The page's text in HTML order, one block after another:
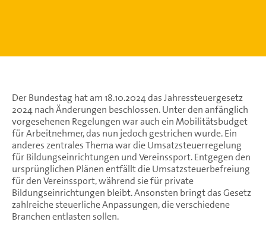
Der Bundestag hat am 18.10.2024 das Jahressteuergesetz
2024 nach Änderungen beschlossen. Unter den anfänglich
vorgesehenen Regelungen war auch ein Mobilitätsbudget
für Arbeitnehmer, das nun jedoch gestrichen wurde. Ein
anderes zentrales Thema war die Umsatzsteuerregelung
für Bildungseinrichtungen und Vereinssport. Entgegen den
ursprünglichen Plänen entfällt die Umsatzsteuerbefreiung
für den Vereinssport, während sie für private
Bildungseinrichtungen bleibt. Ansonsten bringt das Gesetz
zahlreiche steuerliche Anpassungen, die verschiedene
Branchen entlasten sollen.